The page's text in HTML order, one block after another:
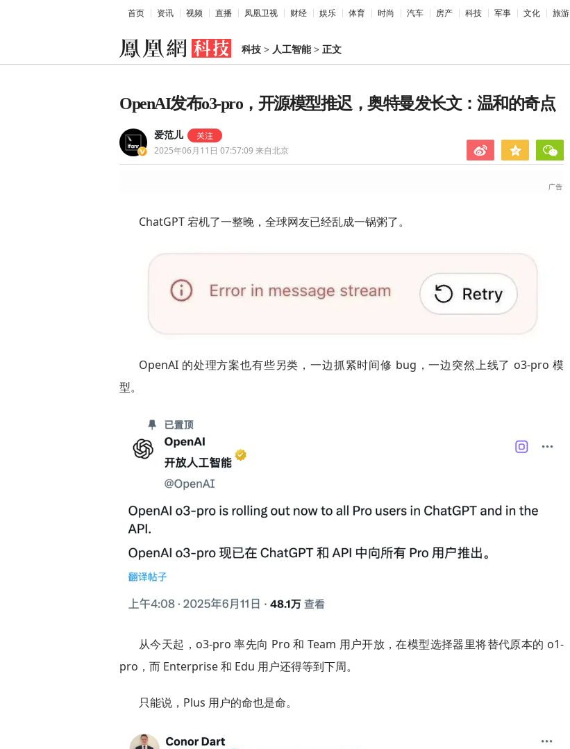
首页 资讯 视频 直播 凤凰卫视 财经 娱乐 体育 时尚 汽车 房产 科技 军事 文化 旅游
科技 > 人工智能> 正文
OpenAI发布o3-pro，开源模型推迟，奥特曼发长文：温和的奇点
爱范儿
2025年06月11日 07:57:09 来自北京
ChatGPT 宕机了一整晚，全球网友已经乱成一锅粥了。
OpenAI 的处理方案也有些另类，一边抓紧时间修 bug，一边突然上线了 o3-pro 模
型。
从今天起，o3-pro 率先向 Pro 和 Team 用户开放，在模型选择器里将替代原本的 o1-
pro，而 Enterprise 和 Edu 用户还得等到下周。
只能说，Plus 用户的命也是命。